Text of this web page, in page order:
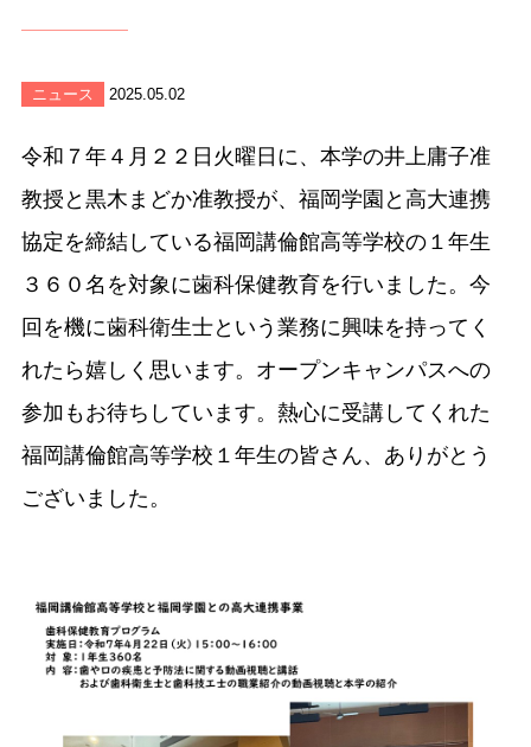
ニュース 2025.05.02
令和７年４月２２日火曜日に、本学の井上庸子准
教授と黒木まどか准教授が、福岡学園と高大連携
協定を締結している福岡講倫館高等学校の１年生
３６０名を対象に歯科保健教育を行いました。今
回を機に歯科衛生士という業務に興味を持ってく
れたら嬉しく思います。オープンキャンパスへの
参加もお待ちしています。熱心に受講してくれた
福岡講倫館高等学校１年生の皆さん、ありがとう
ございました。